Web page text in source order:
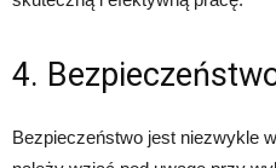
4.
Bezpieczeństwo jest niezwykle